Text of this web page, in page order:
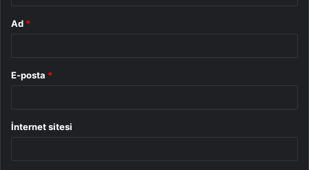
Ad *
E-posta *
İnternet sitesi